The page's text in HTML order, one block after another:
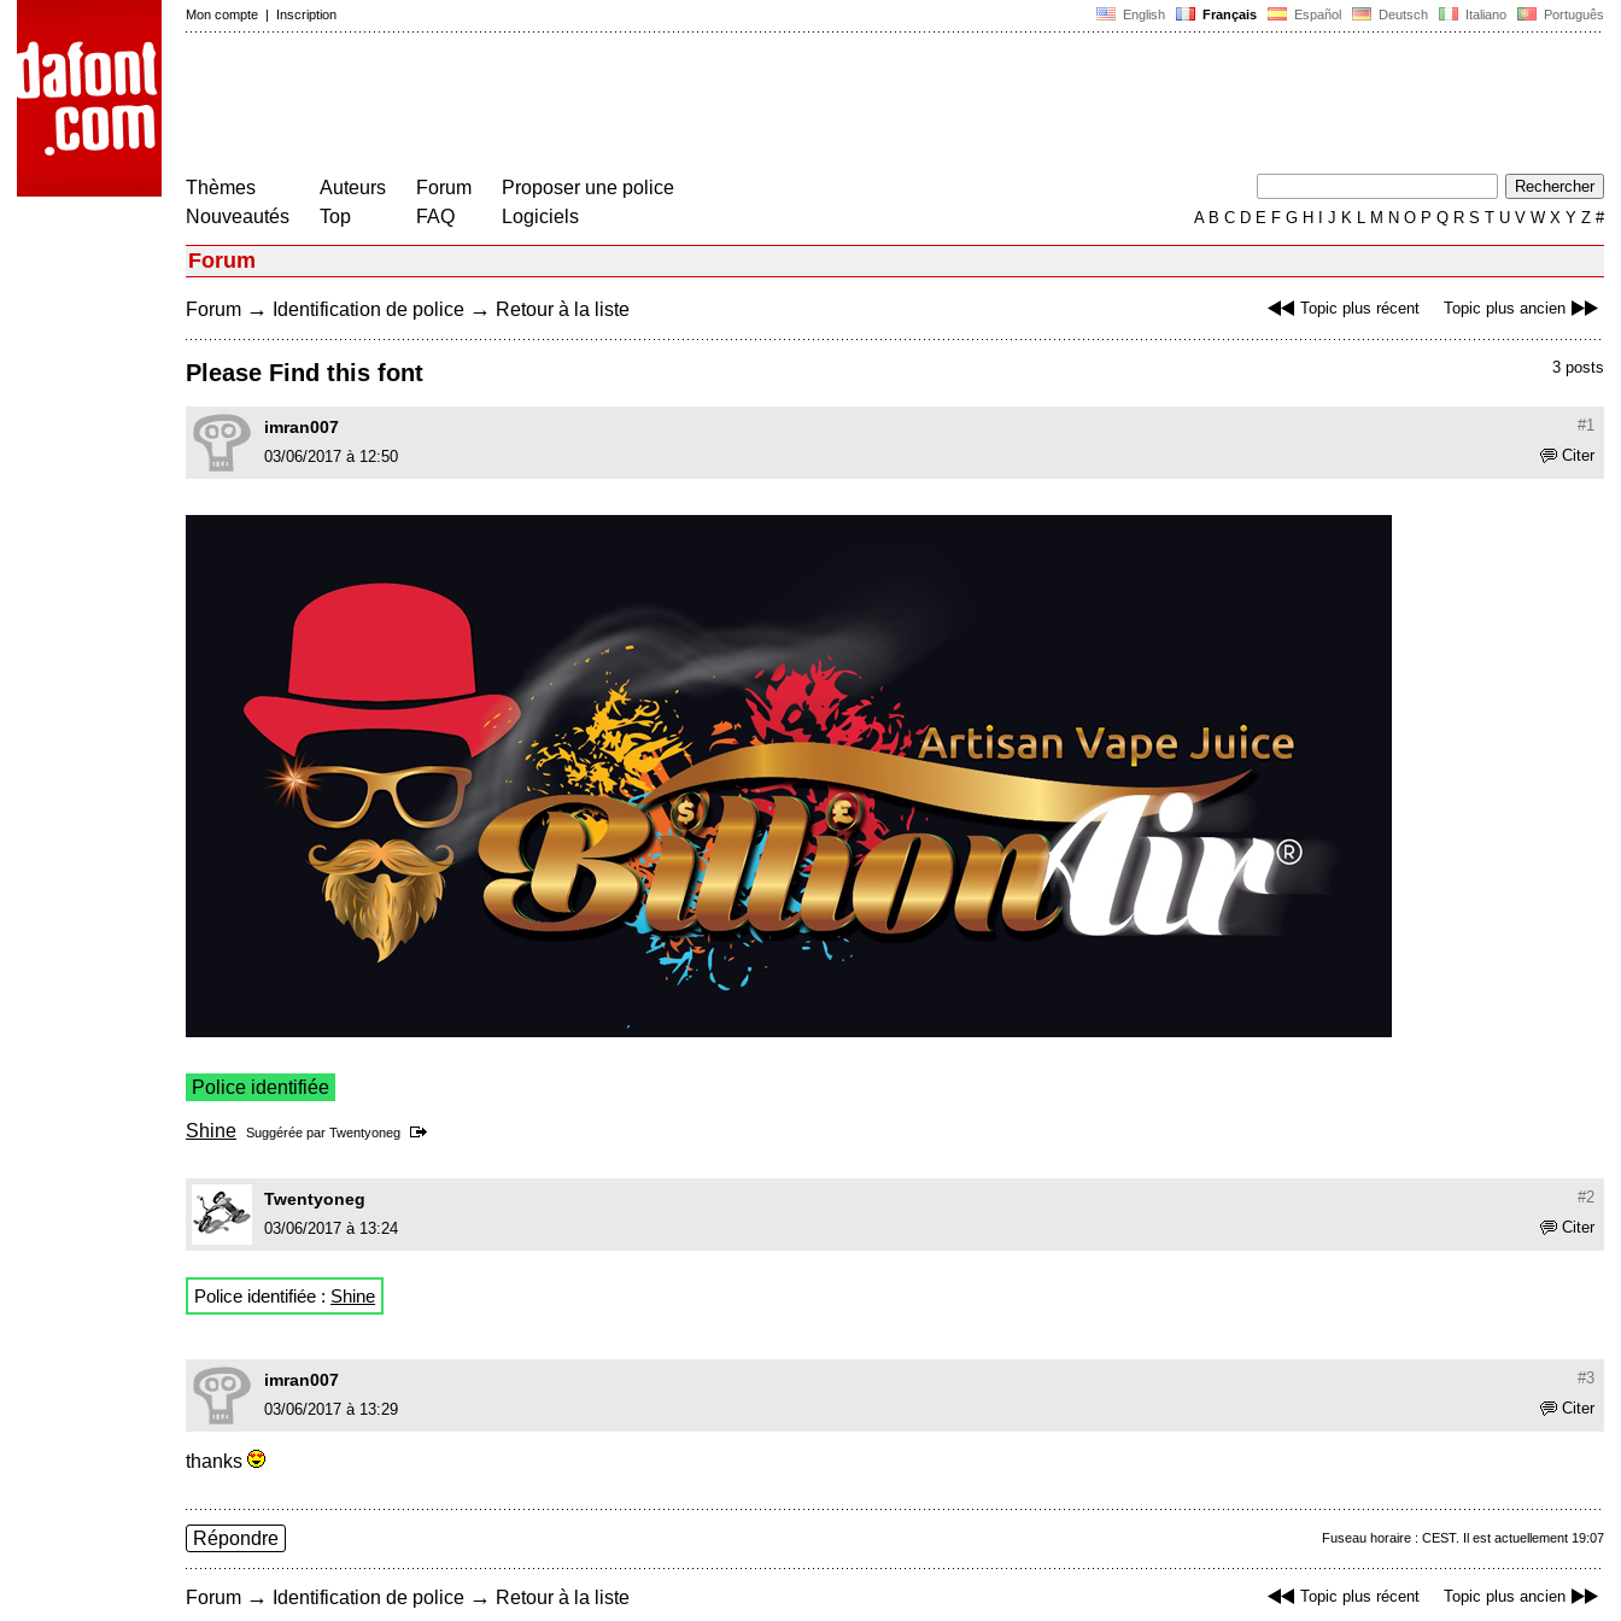
English Français Español Deutsch Italiano Português
Mon compte | Inscription
Thèmes
Nouveautés
Auteurs
Top
Forum
FAQ
Proposer une police
Logiciels
AB C D E F G H J K L M N O P Q R S T U V W X Y Z #
Forum
Topic plus récent Topic plus ancien
Forum → Identification de police → Retour à la liste
3 posts
Please Find this font
#1
imran007
Citer
03/06/2017 à 12:50
Police identifiée
Shine Suggérée par Twentyoneg
#2
Twentyoneg
Citer
03/06/2017 à 13:24
Police identifiée : Shine
#3
imran007
Citer
03/06/2017 à 13:29
thanks
Fuseau horaire : CEST. Il est actuellement 19:07
Répondre
Topic plus récent Topic plus ancien
Forum → Identification de police → Retour à la liste